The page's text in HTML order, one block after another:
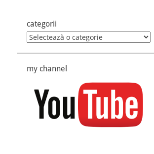
categorii
categorii
my channel